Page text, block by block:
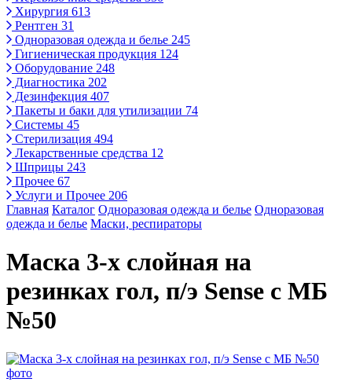
Хирургия 613
Рентген 31
Одноразовая одежда и белье 245
Гигиеническая продукция 124
Оборудование 248
Диагностика 202
Дезинфекция 407
Пакеты и баки для утилизации 74
Системы 45
Стерилизация 494
Лекарственные средства 12
Шприцы 243
Прочее 67
Услуги и Прочее 206
Главная Каталог Одноразовая одежда и белье Одноразовая
одежда и белье Маски, респираторы
Маска 3-х слойная на
резинках гол, п/э Sense с МБ
№50